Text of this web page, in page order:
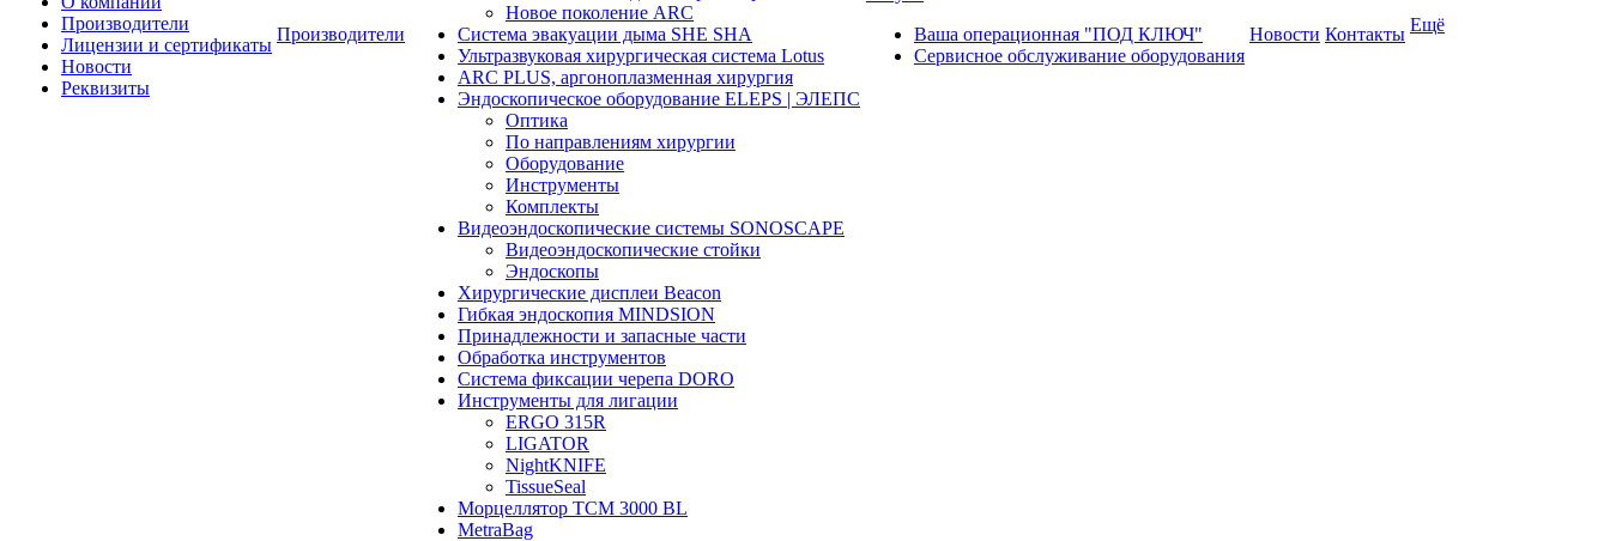
Производители
Лицензии и сертификаты
Новости
Реквизиты
Производители
Новое поколение ARC
Система эвакуации дыма SHE SHA
Ультразвуковая хирургическая система Lotus
ARC PLUS, аргоноплазменная хирургия
Эндоскопическое оборудование ELEPS | ЭЛЕПС
Оптика
По направлениям хирургии
Оборудование
Инструменты
Комплекты
Видеоэндоскопические системы SONOSCAPE
Видеоэндоскопические стойки
Эндоскопы
Хирургические дисплеи Beacon
Гибкая эндоскопия MINDSION
Принадлежности и запасные части
Обработка инструментов
Система фиксации черепа DORO
Инструменты для лигации
ERGO 315R
LIGATOR
NightKNIFE
TissueSeal
Морцеллятор ТСМ 3000 BL
MetraBag
Ваша операционная "ПОД КЛЮЧ"
Сервисное обслуживание оборудования
Новости Контакты Ещё